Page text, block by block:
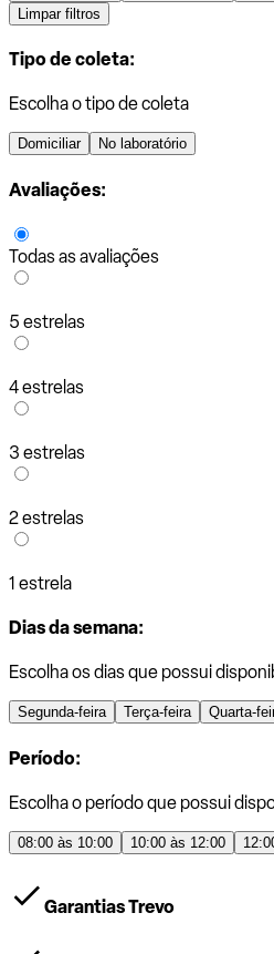
Limpar filtros
Tipo de coleta:
Escolha o tipo de coleta
Domiciliar No laboratório
Avaliações:
Todas as avaliações
5 estrelas
4 estrelas
3 estrelas
2 estrelas
1 estrela
Dias da semana:
Escolha os dias que possui
Segunda-feira Terça-feira Quarta-
Período:
Escolha o período que possui
08:00 às 10:00 10:00 às 12:00
Garantias Trevo